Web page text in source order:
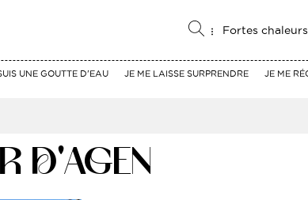
Fortes chaleurs
UNE GOUTTE D'EAU JE ME LAISSE SURPRENDRE JE ME
D'AGEN